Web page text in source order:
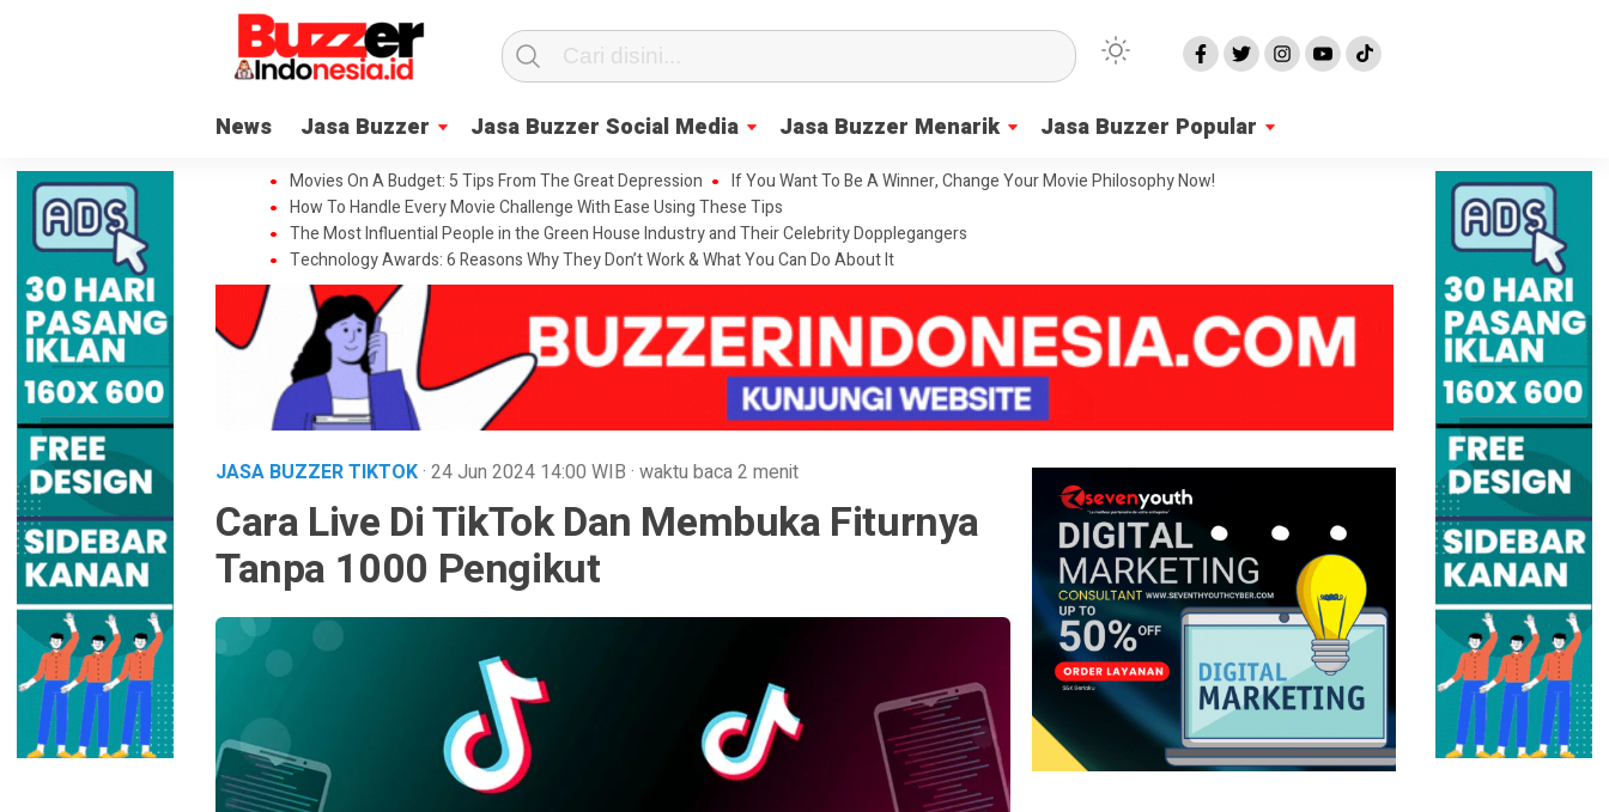
News Jasa Buzzer Jasa Buzzer Social Media Jasa Buzzer Menarik Jasa Buzzer Popular
Movies On A Budget: 5 Tips From The Great Depression
If You Want To Be A Winner, Change Your Movie Philosophy Now!
How To Handle Every Movie Challenge With Ease Using These Tips
The Most Influential People in the Green House Industry and Their Celebrity Dopplegangers
Technology Awards: 6 Reasons Why They Don’t Work & What You Can Do About It
JASA BUZZER TIKTOK· 24 Jun 2024 14:00 WIB · waktu baca 2 menit
Cara Live Di TikTok Dan Membuka Fiturnya
Tanpa 1000 Pengikut